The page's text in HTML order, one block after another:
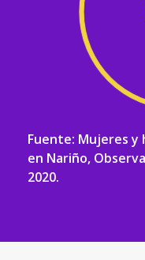
Fuente: Mujeres y
en Nariño,
2020.